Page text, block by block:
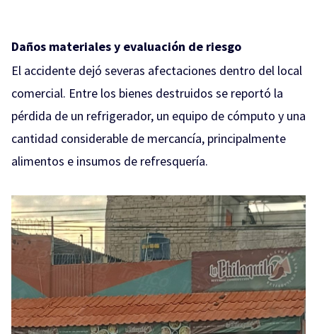
Daños materiales y evaluación de riesgo
El accidente dejó severas afectaciones dentro del local
comercial. Entre los bienes destruidos se reportó la
pérdida de un refrigerador, un equipo de cómputo y una
cantidad considerable de mercancía, principalmente
alimentos e insumos de refresquería.